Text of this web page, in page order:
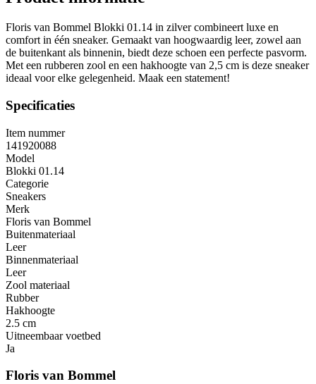
Floris van Bommel Blokki 01.14 in zilver combineert luxe en
comfort in één sneaker. Gemaakt van hoogwaardig leer, zowel aan
de buitenkant als binnenin, biedt deze schoen een perfecte pasvorm.
Met een rubberen zool en een hakhoogte van 2,5 cm is deze sneaker
ideaal voor elke gelegenheid. Maak een statement!
Specificaties
Item nummer
141920088
Model
Blokki 01.14
Categorie
Sneakers
Merk
Floris van Bommel
Buitenmateriaal
Leer
Binnenmateriaal
Leer
Zool materiaal
Rubber
Hakhoogte
2.5 cm
Uitneembaar voetbed
Ja
Floris van Bommel